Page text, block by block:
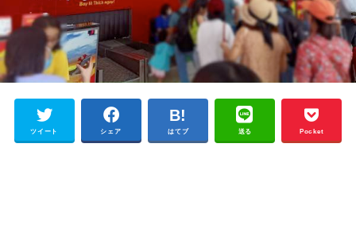
ツイート シェア はてブ 送る Pocket